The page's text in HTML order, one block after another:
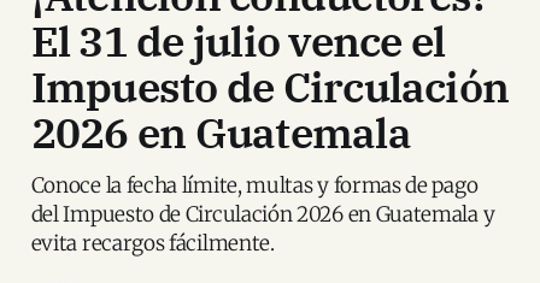
El 31 de julio vence el
Impuesto de Circulación
2026 en Guatemala
Conoce la fecha límite, multas y formas de pago
del Impuesto de Circulación 2026 en Guatemala y
evita recargos fácilmente.